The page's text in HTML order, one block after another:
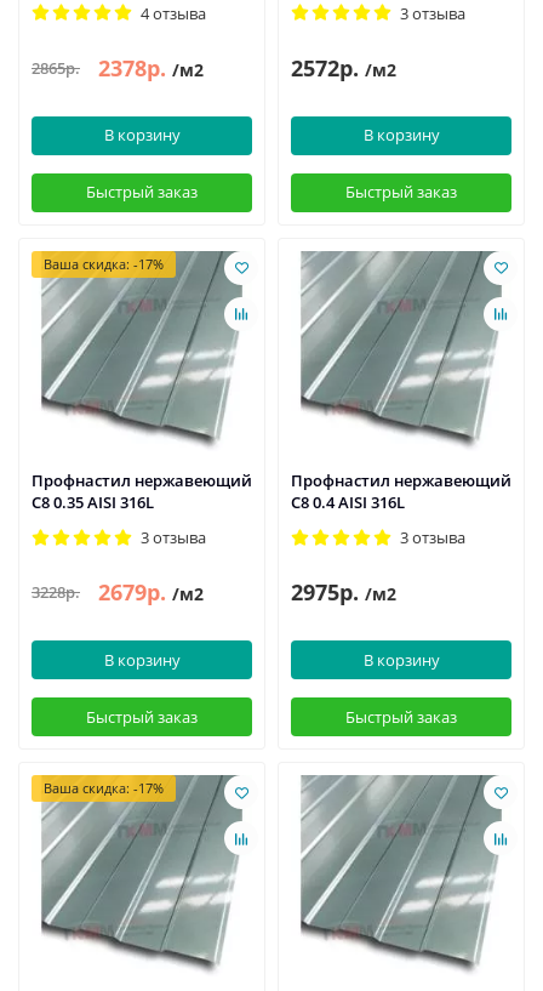
4 отзыва
2865р. 2378р. /м2
В корзину
Быстрый заказ
3 отзыва
2572р. /м2
В корзину
Быстрый заказ
Ваша скидка: -17%
Профнастил нержавеющий
С8 0.35 AISI 316L
3 отзыва
3228р. 2679р. /м2
В корзину
Быстрый заказ
Профнастил нержавеющий
С8 0.4 AISI 316L
3 отзыва
2975р. /м2
В корзину
Быстрый заказ
Ваша скидка: -17%